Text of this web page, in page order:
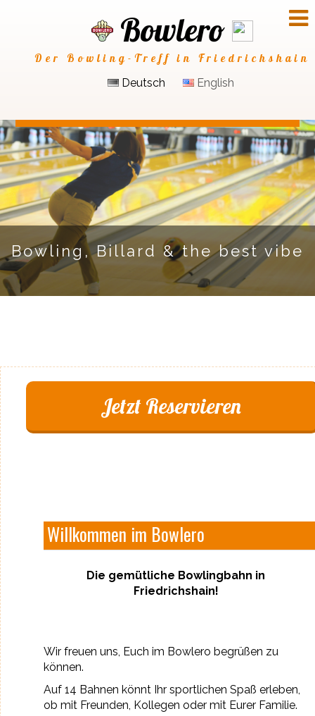
Bowlero
Der Bowling-Treff in Friedrichshain
Deutsch
English
Bowling, Billard & the best vibe
Jetzt Reservieren
Willkommen im Bowlero
Die gemütliche Bowlingbahn in
Friedrichshain!
Wir freuen uns, Euch im Bowlero begrüßen zu
können.
Auf 14 Bahnen könnt Ihr sportlichen Spaß erleben,
ob mit Freunden, Kollegen oder mit Eurer Familie.